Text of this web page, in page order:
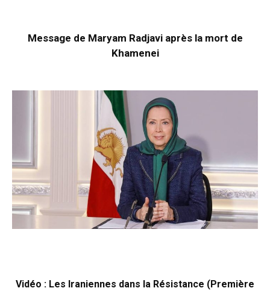
Message de Maryam Radjavi après la mort de
Khamenei
Vidéo : Les Iraniennes dans la Résistance (Première